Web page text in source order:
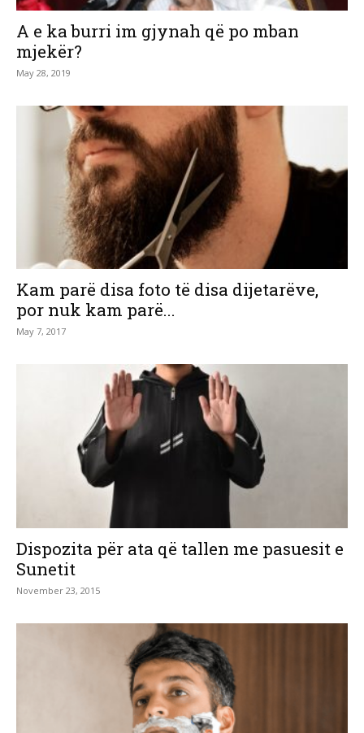
A e ka burri im gjynah që po mban
mjekër?
May 28, 2019
Kam parë disa foto të disa dijetarëve,
por nuk kam parë...
May 7, 2017
Dispozita për ata që tallen me pasuesit e
Sunetit
November 23, 2015